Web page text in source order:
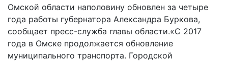
Омской области наполовину обновлен за четыре
года работы губернатора Александра Буркова,
сообщает пресс-служба главы области.«С 2017
года в Омске продолжается обновление
муниципального транспорта. Городской